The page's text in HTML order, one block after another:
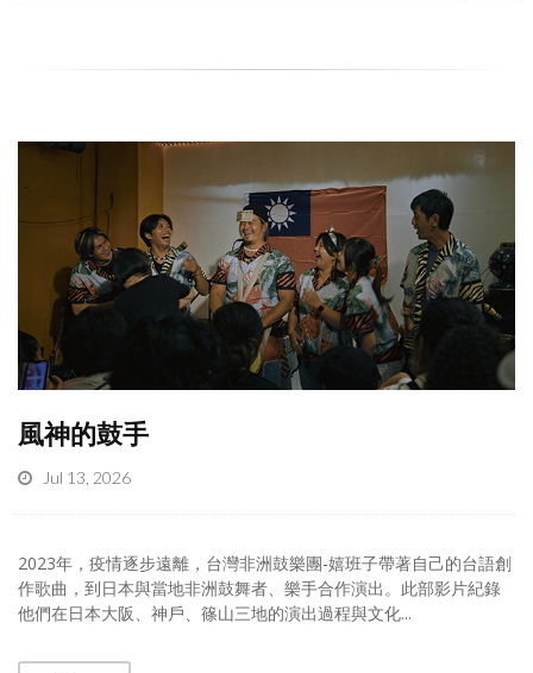
風神的鼓手
Jul 13, 2026
2023年，疫情逐步遠離，台灣非洲鼓樂團-嬉班子帶著自己的台語創
作歌曲，到日本與當地非洲鼓舞者、樂手合作演出。此部影片紀錄
他們在日本大阪、神戶、篠山三地的演出過程與文化...